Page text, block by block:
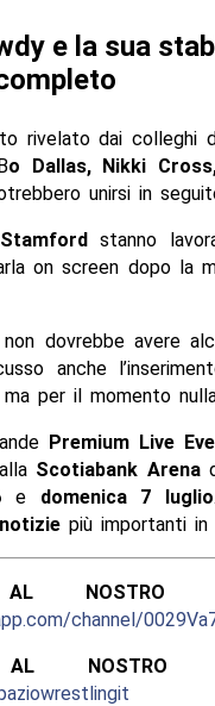
e la sua
rivelato dai colleghi
o Dallas, Nikki
unirsi in
Stamfordstanno
on screen dopo la
dovrebbe avere
anche
ma per il momento
Premium Live
Scotiabank Arena
e domenica 7 luglio
notiziepiù importanti in
AL NOSTRO
channel/
AL NOSTRO